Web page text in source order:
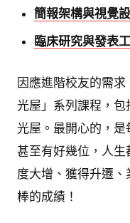
簡報架構與視覺
臨床研究與發表
因應進階校友的需
光屋」系列課程，
光屋。最開心的，是
甚至有好幾位，人
度大增、獲得升遷
棒的成績！